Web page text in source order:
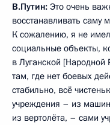
В.Путин: Это очень
восстанавливать саму
К сожалению, я не
социальные объекты,
в Луганской [Народной
там, где нет боевых
стабильно, всё
учреждения – из
из вертолёта, – сами